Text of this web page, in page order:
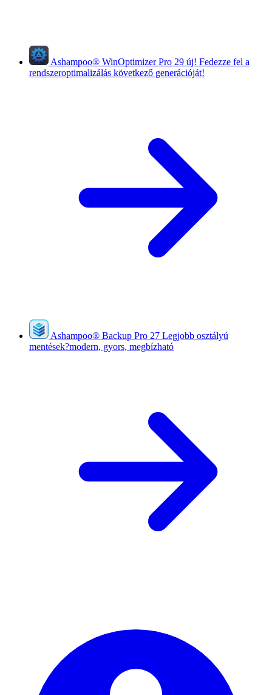
Ashampoo® WinOptimizer Pro 29 új! Fedezze fel a
rendszeroptimalizálás következő generációját!
Ashampoo® Backup Pro 27 Legjobb osztályú
mentések?modern, gyors, megbízható